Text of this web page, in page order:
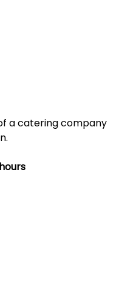
a catering company